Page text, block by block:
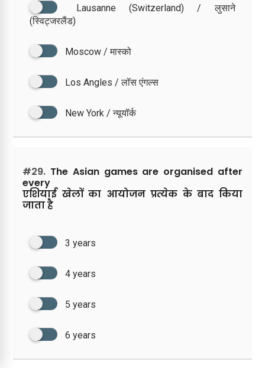
Lausanne (Switzerland) / लुसाने
(स्विट्जरलैंड)
Moscow / मास्को
Los Angles / लॉस एंगल्स
New York / न्यूयॉर्क
#29. The Asian games are organised after
every
एशियाई खेलों का आयोजन प्रत्येक के बाद किया
जाता है
3 years
4 years
5 years
6 years